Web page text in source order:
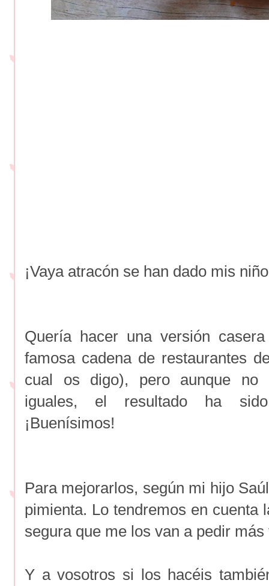
¡Vaya atracón se han dado mis
Quería hacer una versión
famosa cadena de restaurantes
cual os digo), pero aunque no
iguales, el resultado ha sido
¡Buenísimos!
Para mejorarlos, según mi hijo
pimienta. Lo tendremos en cuenta
segura que me los van a pedir más
Y a vosotros si los hacéis